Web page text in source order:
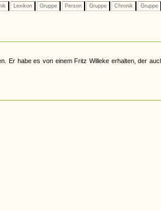
Lexikon Gruppe Person Gruppe Chronik Gruppe
Er habe es von einem Fritz Willeke erhalten, der